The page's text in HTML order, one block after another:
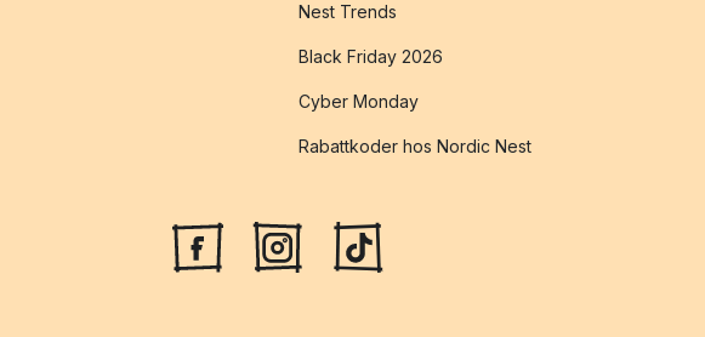
Nest Trends
Black Friday 2026
Cyber Monday
Rabattkoder hos Nordic Nest